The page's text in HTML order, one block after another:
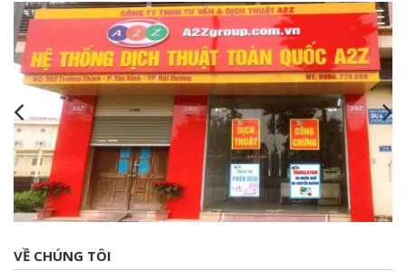
VỀ CHÚNG TÔI